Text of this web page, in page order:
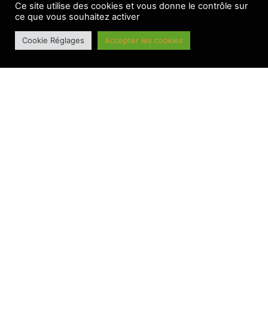
Ce site utilise des cookies et vous donne le contrôle sur
ce que vous souhaitez activer
Cookie Réglages Accepter les cookies